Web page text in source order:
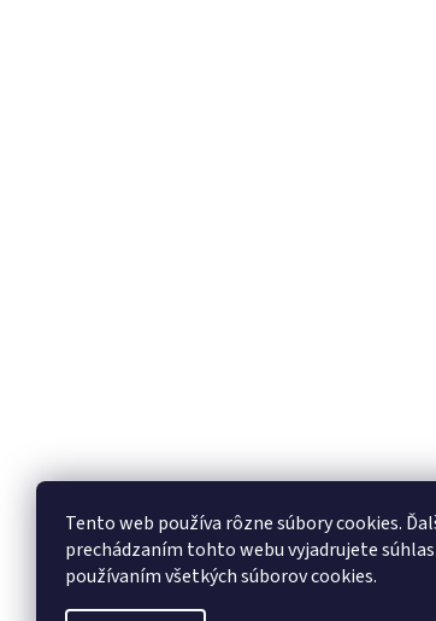
Tento web používa rôzne súbory cookies.
prechádzaním tohto webu vyjadrujete súhlas
používaním všetkých súborov cookies.